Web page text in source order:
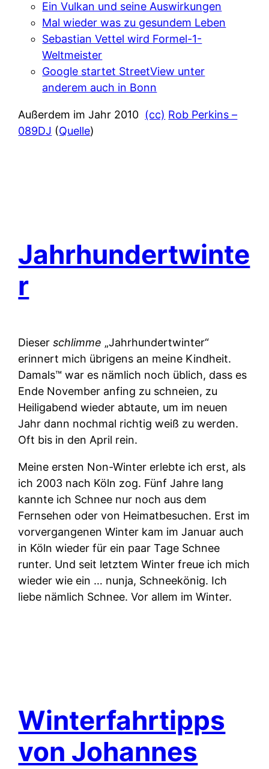
Ein Vulkan und seine Auswirkungen
Mal wieder was zu gesundem Leben
Sebastian Vettel wird Formel-1-
Weltmeister
Google startet StreetView unter
anderem auch in Bonn
Außerdem im Jahr 2010 (cc) Rob Perkins –
089DJ (Quelle)
Jahrhundertwinte
r
Dieserschlimme „Jahrhundertwinter“
erinnert mich übrigens an meine Kindheit.
Damals™ war es nämlich noch üblich, dass es
Ende November anfing zu schneien, zu
Heiligabend wieder abtaute, um im neuen
Jahr dann nochmal richtig weiß zu werden.
Oft bis in den April rein.
Meine ersten Non-Winter erlebte ich erst, als
ich 2003 nach Köln zog. Fünf Jahre lang
kannte ich Schnee nur noch aus dem
Fernsehen oder von Heimatbesuchen. Erst im
vorvergangenen Winter kam im Januar auch
in Köln wieder für ein paar Tage Schnee
runter. Und seit letztem Winter freue ich mich
wieder wie ein … nunja, Schneekönig. Ich
liebe nämlich Schnee. Vor allem im Winter.
Winterfahrtipps
von Johannes